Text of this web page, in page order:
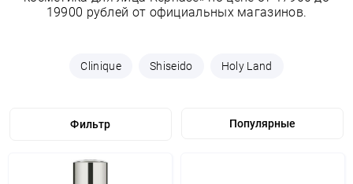
19900 рублей от официальных магазинов.
Clinique Shiseido Holy Land
Фильтр